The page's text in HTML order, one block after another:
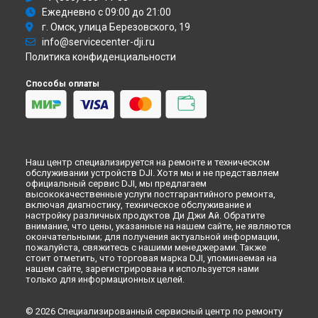
Замена модуля Wi-Fi экшн-камеры DJI в
Ежедневно с 09:00 до 21:00
г. Омск, улица Березовского, 19
info@servicecenter-dji.ru
Политика конфиденциальности
Способы оплаты
Наш центр специализируется на ремонте и техническом
обслуживании устройств DJI. Хотя мы и не представляем
официальный сервис DJI, мы предлагаем
высококачественные услуги постгарантийного ремонта,
включая диагностику, техническое обслуживание и
настройку различных продуктов Ди Джи Ай. Обратите
внимание, что цены, указанные на нашем сайте, не являются
окончательными; для получения актуальной информации,
пожалуйста, свяжитесь с нашими менеджерами. Также
стоит отметить, что торговая марка DJI, упоминаемая на
нашем сайте, зарегистрирована и используется нами
только для информационных целей.
© 2026 Специализированный сервисный центр по ремонту